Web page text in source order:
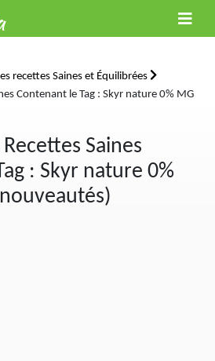
recettes Saines et Équilibrées
Contenant le Tag : Skyr nature 0% MG
Saines
: Skyr nature 0%